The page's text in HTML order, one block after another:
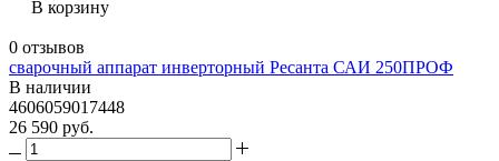
В корзину
0 отзывов
сварочный аппарат инверторный Ресанта САИ 250ПРОФ
В наличии
4606059017448
26 590 руб.